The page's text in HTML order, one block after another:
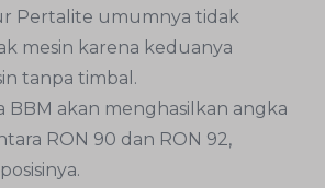
Pertalite umumnya tidak
mesin karena keduanya
tanpa timbal.
BBM akan menghasilkan angka
RON 90 dan RON 92,